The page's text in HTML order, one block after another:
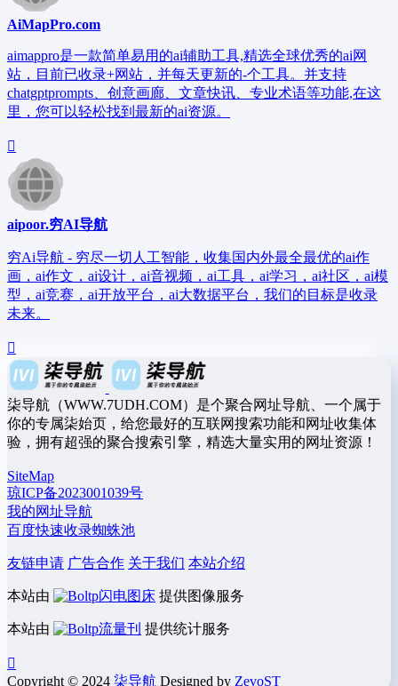
AiMapPro.com
aimappro是一款简单易用的ai辅助工具,精选全球优秀的ai网
站，目前已收录+网站，并每天更新的-个工具。并支持
chatgptprompts、创意画廊、文章快讯、专业术语等功能,在这
里，您可以轻松找到最新的ai资源。
aipoor.穷AI导航
穷Ai导航 - 穷尽一切人工智能，收集国内外最全最优的ai作
画，ai作文，ai设计，ai音视频，ai工具，ai学习，ai社区，ai模
型，ai竞赛，ai开放平台，ai大数据平台，我们的目标是收录
未来。
柒导航（WWW.7UDH.COM）是个聚合网址导航、一个属于
你的专属柒始页，给您最好的互联网搜索功能和网址收集体
验，拥有超强的聚合搜索引擎，精选大量实用的网址资源！
SiteMap
琼ICP备2023001039号
我的网址导航
百度快速收录蜘蛛池
友链申请 广告合作 关于我们 本站介绍
本站由 闪电图床 提供图像服务
本站由 流量刊 提供统计服务
Copyright © 2024 柒导航 Designed by ZevoST